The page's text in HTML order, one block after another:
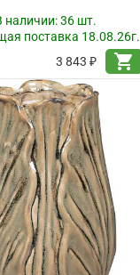
наличии:36 шт.
поставка 18.08.26г.
3 843 ₽
shopping_cart